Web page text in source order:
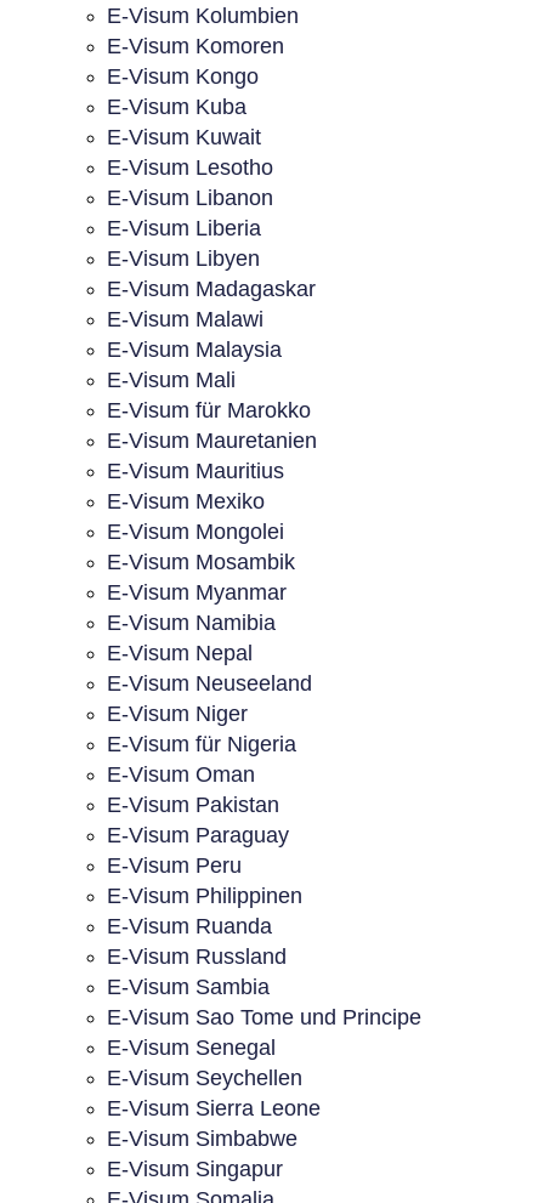
E-Visum Kolumbien
E-Visum Komoren
E-Visum Kongo
E-Visum Kuba
E-Visum Kuwait
E-Visum Lesotho
E-Visum Libanon
E-Visum Liberia
E-Visum Libyen
E-Visum Madagaskar
E-Visum Malawi
E-Visum Malaysia
E-Visum Mali
E-Visum für Marokko
E-Visum Mauretanien
E-Visum Mauritius
E-Visum Mexiko
E-Visum Mongolei
E-Visum Mosambik
E-Visum Myanmar
E-Visum Namibia
E-Visum Nepal
E-Visum Neuseeland
E-Visum Niger
E-Visum für Nigeria
E-Visum Oman
E-Visum Pakistan
E-Visum Paraguay
E-Visum Peru
E-Visum Philippinen
E-Visum Ruanda
E-Visum Russland
E-Visum Sambia
E-Visum Sao Tome und Principe
E-Visum Senegal
E-Visum Seychellen
E-Visum Sierra Leone
E-Visum Simbabwe
E-Visum Singapur